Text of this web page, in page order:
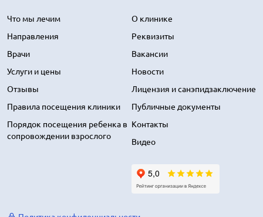
Что мы лечим
Направления
Врачи
Услуги и цены
Отзывы
Правила посещения клиники
Порядок посещения ребенка в
сопровождении взрослого
О клинике
Реквизиты
Вакансии
Новости
Лицензия и санэпидзаключение
Публичные документы
Контакты
Видео